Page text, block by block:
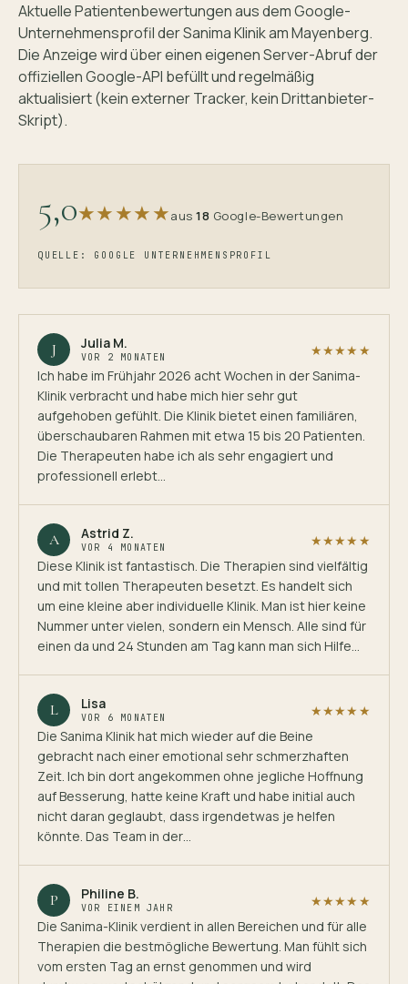
Aktuelle Patientenbewertungen aus dem Google-
Unternehmensprofil der Sanima Klinik am Mayenberg.
Die Anzeige wird über einen eigenen Server-Abruf der
offiziellen Google-API befüllt und regelmäßig
aktualisiert (kein externer Tracker, kein Drittanbieter-
Skript).
5,0★★★★★aus18 Google-Bewertungen
QUELLE: GOOGLE UNTERNEHMENSPROFIL
J Julia M.
VOR 2 MONATEN
★★★★★
Ich habe im Frühjahr 2026 acht Wochen in der Sanima-
Klinik verbracht und habe mich hier sehr gut
aufgehoben gefühlt. Die Klinik bietet einen familiären,
überschaubaren Rahmen mit etwa 15 bis 20 Patienten.
Die Therapeuten habe ich als sehr engagiert und
professionell erlebt…
A Astrid Z.
VOR 4 MONATEN
★★★★★
Diese Klinik ist fantastisch. Die Therapien sind vielfältig
und mit tollen Therapeuten besetzt. Es handelt sich
um eine kleine aber individuelle Klinik. Man ist hier keine
Nummer unter vielen, sondern ein Mensch. Alle sind für
einen da und 24 Stunden am Tag kann man sich Hilfe…
L Lisa
VOR 6 MONATEN
★★★★★
Die Sanima Klinik hat mich wieder auf die Beine
gebracht nach einer emotional sehr schmerzhaften
Zeit. Ich bin dort angekommen ohne jegliche Hoffnung
auf Besserung, hatte keine Kraft und habe initial auch
nicht daran geglaubt, dass irgendetwas je helfen
könnte. Das Team in der…
P Philine B.
VOR EINEM JAHR
★★★★★
Die Sanima-Klinik verdient in allen Bereichen und für alle
Therapien die bestmögliche Bewertung. Man fühlt sich
vom ersten Tag an ernst genommen und wird